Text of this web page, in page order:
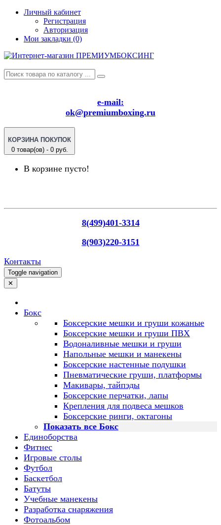
Личный кабинет
Регистрация
Авторизация
Мои закладки (0)
e-mail:
ok@premiumboxing.ru
КОРЗИНА ПОКУПОК
0 товар(ов) - 0 руб.
В корзине пусто!
8(499)401-3314
8(903)220-3151
Контакты
Toggle navigation
✕
Бокс
Боксерские мешки и груши кожаные
Боксерские мешки и груши ПВХ
Водоналивные мешки и груши
Напольные мешки и манекены
Боксерские настенные подушки
Пневматические груши, платформы
Макивары, тайпэды
Боксерские перчатки, лапы
Крепления для подвеса мешков
Боксерские ринги, октагоны
Показать все Бокс
Единоборства
Фитнес
Игровые столы
Футбол
Баскетбол
Батуты
Учебные манекены
Разработка снаряжения
Фотоальбом